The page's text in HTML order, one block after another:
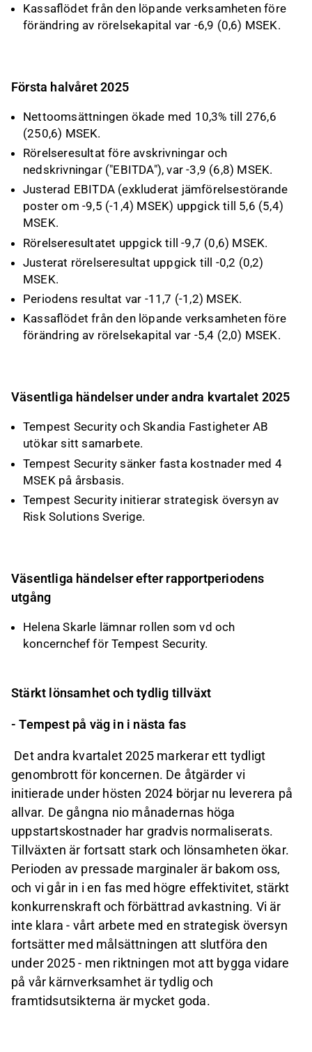
Kassaflödet från den löpande verksamheten före
förändring av rörelsekapital var -6,9 (0,6) MSEK.
Första halvåret 2025
Nettoomsättningen ökade med 10,3% till 276,6
(250,6) MSEK.
Rörelseresultat före avskrivningar och
nedskrivningar ("EBITDA"), var -3,9 (6,8) MSEK.
Justerad EBITDA (exkluderat jämförelsestörande
poster om -9,5 (-1,4) MSEK) uppgick till 5,6 (5,4)
MSEK.
Rörelseresultatet uppgick till -9,7 (0,6) MSEK.
Justerat rörelseresultat uppgick till -0,2 (0,2)
MSEK.
Periodens resultat var -11,7 (-1,2) MSEK.
Kassaflödet från den löpande verksamheten före
förändring av rörelsekapital var -5,4 (2,0) MSEK.
Väsentliga händelser under andra kvartalet 2025
Tempest Security och Skandia Fastigheter AB
utökar sitt samarbete.
Tempest Security sänker fasta kostnader med 4
MSEK på årsbasis.
Tempest Security initierar strategisk översyn av
Risk Solutions Sverige.
Väsentliga händelser efter rapportperiodens
utgång
Helena Skarle lämnar rollen som vd och
koncernchef för Tempest Security.
Stärkt lönsamhet och tydlig tillväxt
- Tempest på väg in i nästa fas
Det andra kvartalet 2025 markerar ett tydligt
genombrott för koncernen. De åtgärder vi
initierade under hösten 2024 börjar nu leverera på
allvar. De gångna nio månadernas höga
uppstartskostnader har gradvis normaliserats.
Tillväxten är fortsatt stark och lönsamheten ökar.
Perioden av pressade marginaler är bakom oss,
och vi går in i en fas med högre effektivitet, stärkt
konkurrenskraft och förbättrad avkastning. Vi är
inte klara - vårt arbete med en strategisk översyn
fortsätter med målsättningen att slutföra den
under 2025 - men riktningen mot att bygga vidare
på vår kärnverksamhet är tydlig och
framtidsutsikterna är mycket goda.